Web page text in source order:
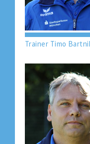
Trainer Timo